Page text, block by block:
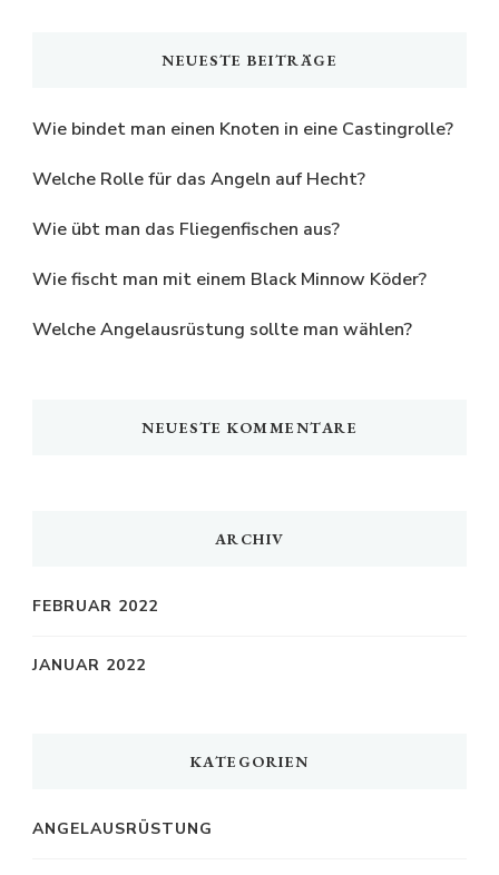
NEUESTE BEITRÄGE
Wie bindet man einen Knoten in eine Castingrolle?
Welche Rolle für das Angeln auf Hecht?
Wie übt man das Fliegenfischen aus?
Wie fischt man mit einem Black Minnow Köder?
Welche Angelausrüstung sollte man wählen?
NEUESTE KOMMENTARE
ARCHIV
FEBRUAR 2022
JANUAR 2022
KATEGORIEN
ANGELAUSRÜSTUNG